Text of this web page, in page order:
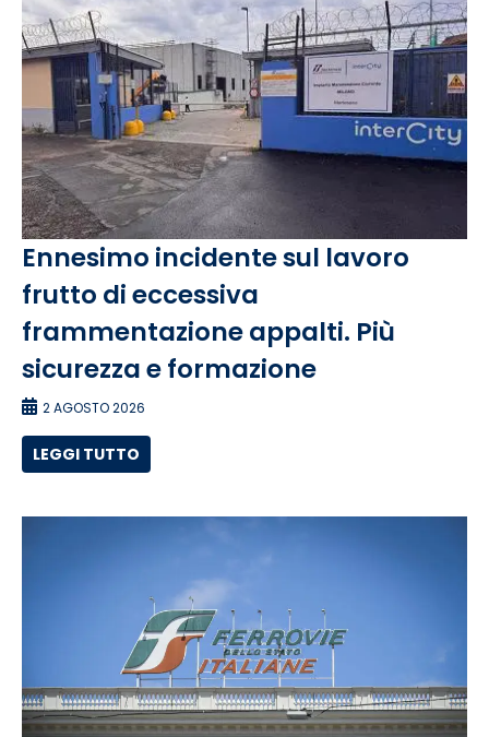
Ennesimo incidente sul lavoro
frutto di eccessiva
frammentazione appalti. Più
sicurezza e formazione
2 AGOSTO 2026
LEGGI TUTTO